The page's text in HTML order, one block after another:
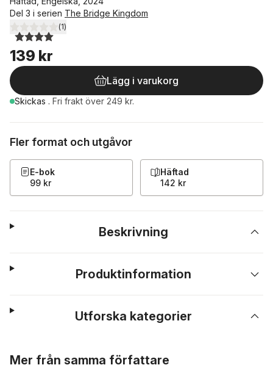
Del 3 i serien The Bridge Kingdom
4,0utav 5 stjärnor. Totalt antal röster:
(1)
139 kr
Lägg i varukorg
Skickas . Fri frakt över 249 kr.
Fler format och utgåvor
E-bok
99 kr
Häftad
142 kr
Beskrivning
Produktinformation
Utforska kategorier
Mer från samma författare